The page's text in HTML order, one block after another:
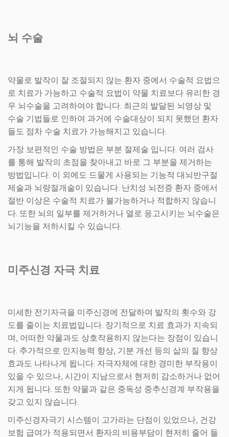
뇌 수술
약물로 발작이 잘 조절되지 않는 환자 중에서 수술적 요법으
로 치료가 가능하고 수술적 요법이 약물 치료보다 유리한 경
우 뇌수술을 고려하여야 합니다. 최근의 발달된 뇌영상 및
수술 기법들로 인하여 과거에 수술대상이 되지 못했던 환자
들도 점차 수술 치료가 가능해지고 있습니다.
가장 보편적인 수술 방법은 부분 절제술 입니다. 여러 검사
를 통해 발작의 초점을 찾아내고 바로 그 부분을 제거하는
방법입니다. 이 외에도 드물게 사용되는 기능적 대뇌반구절
제술과 뇌량절개술이 있습니다. 난치성 뇌전증 환자 중에서
절반 이상은 수술적 치료가 불가능하거나 적합하지 않습니
다. 또한 뇌의 일부를 제거하거나 열로 응고시키는 뇌수술은
뇌기능을 저하시킬 수 있습니다.
미주신경 자극 치료
미세한 전기자극을 미주신경에 전달하여 발작의 횟수와 강
도를 줄이는 치료법입니다. 장기적으로 치료 효과가 지속되
며, 어떠한 약물과도 상호작용하지 않는다는 장점이 있습니
다. 추가적으로 인지능력 향상, 기분 개선 등의 삶의 질 향상
효과도 나타나게 됩니다. 자극자체에 대한 경미한 부작용이
있을 수 있으나, 시간이 지남으로서 현저히 감소하거나 없어
지게 됩니다. 또한 약물과 같은 중독성 중추신경계 부작용을
갖고 있지 않습니다.
미주신경자극기 시스템이 고가라는 단점이 있었으나, 건강
보험 급여가 적용되면서 환자의 비용부담이 현저히 줄어 들